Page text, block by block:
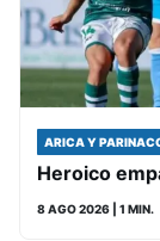
ARICA Y
Heroico
8 AGO 2026 | 1 MIN.